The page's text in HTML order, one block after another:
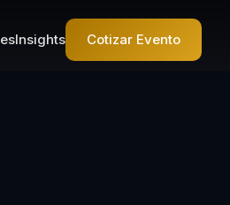
Insights Cotizar Evento